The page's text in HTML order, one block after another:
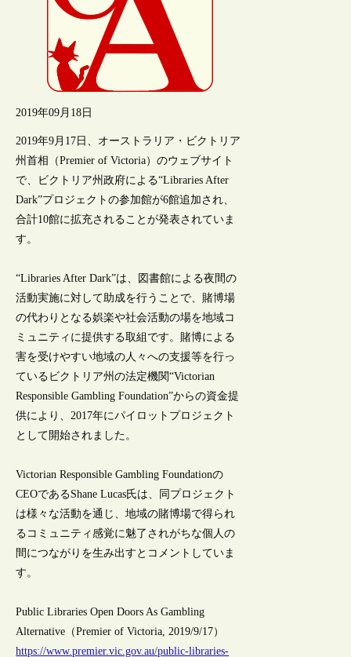
2019年09月18日
2019年9月17日、オーストラリア・ビクトリア
州首相（Premier of Victoria）のウェブサイト
で、ビクトリア州政府による“Libraries After
Dark”プロジェクトの参加館が6館追加され、
合計10館に拡充されることが発表されていま
す。
“Libraries After Dark”は、図書館による夜間の
活動実施に対して助成を行うことで、賭博場
の代わりとなる娯楽や社会活動の場を地域コ
ミュニティに提供する取組です。賭博による
害を受けやすい地域の人々への支援等を行っ
ているビクトリア州の法定機関“Victorian
Responsible Gambling Foundation”からの資金提
供により、2017年にパイロットプロジェクト
として開始されました。
Victorian Responsible Gambling Foundationの
CEOであるShane Lucas氏は、同プロジェクト
は様々な活動を通じ、地域の賭博場で得られ
るコミュニティ感覚に魅了されがちな個人の
間につながりを生み出すとコメントしていま
す。
Public Libraries Open Doors As Gambling
Alternative（Premier of Victoria, 2019/9/17）
https://www.premier.vic.gov.au/public-libraries-